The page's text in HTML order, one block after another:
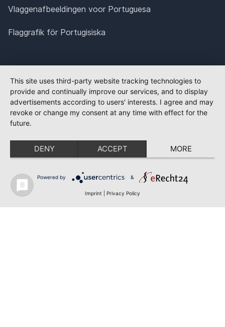
Vlaggenafbeeldingen voor Portuguesa
Flaggrafik för Portugisiska
This site uses third-party website tracking technologies to
provide and continually improve our services, and to display
advertisements according to users' interests. I agree and may
revoke or change my consent at any time with effect for the
future.
DENY ACCEPT MORE
Powered by &
Imprint Privacy Policy